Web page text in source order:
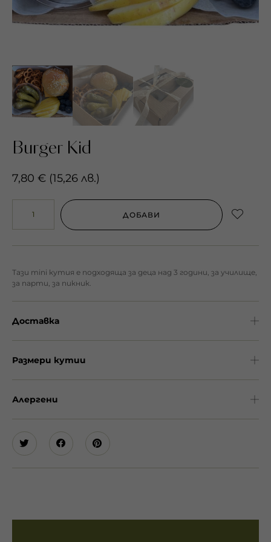
Burger Kid
7,80 € (15,26 лв.)
ДОБАВИ
Тази mini кутия е подходяща за деца над 3 години, за училище,
за парти, за пикник.
Доставка
Размери кутии
Алергени